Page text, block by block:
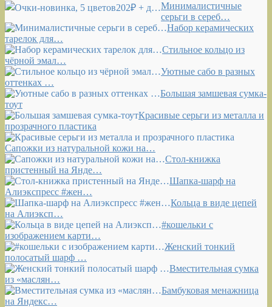
Минималистичные
серьги в сереб…
Набор керамических
тарелок для…
Стильное кольцо из
чёрной эмал…
Уютные сабо в разных
оттенках …
Большая замшевая сумка-
тоут
Красивые серьги из металла и
прозрачного пластика
Сапожки из натуральной кожи на…
Стол-книжка
пристенный на Янде…
Шапка-шарф на
Алиэкспресс #жен…
Кольца в виде цепей
на Алиэксп…
#кошельки с
изображением карти…
Женский тонкий
полосатый шарф …
Вместительная сумка
из «маслян…
Бамбуковая менажница
на Яндекс…